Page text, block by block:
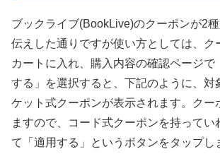
ブックライブ(BookLive)のクーポンが2
伝えした通りですが使い方としては、ク
カートに入れ、購入内容の確認ページで
する」を選択すると、下記のように、対
ケット式クーポンが表示されます。クー
ますので、コード式クーポンを持ってい
て「適用する」というボタンをタップし